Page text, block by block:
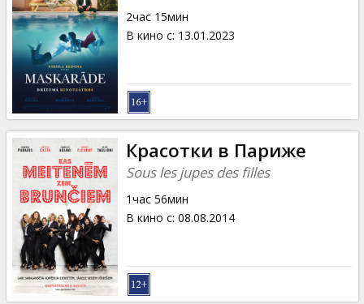
Кинозакуски
B2B
Клуб
2час 15мин
В кино с: 13.01.2023
Красотки в Париже
Sous les jupes des filles
1час 56мин
В кино с: 08.08.2014